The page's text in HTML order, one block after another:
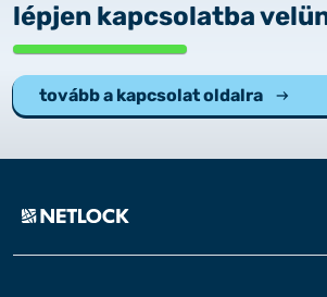
lépjen kapcsolatba
tovább a kapcsolat oldalra